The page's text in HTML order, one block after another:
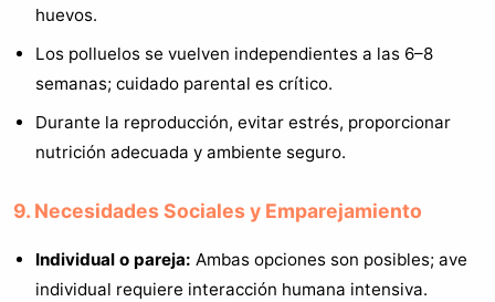
huevos.
Los polluelos se vuelven independientes a las 6–8
semanas; cuidado parental es crítico.
Durante la reproducción, evitar estrés, proporcionar
nutrición adecuada y ambiente seguro.
9. Necesidades Sociales y Emparejamiento
Individual o pareja: Ambas opciones son posibles; ave
individual requiere interacción humana intensiva.